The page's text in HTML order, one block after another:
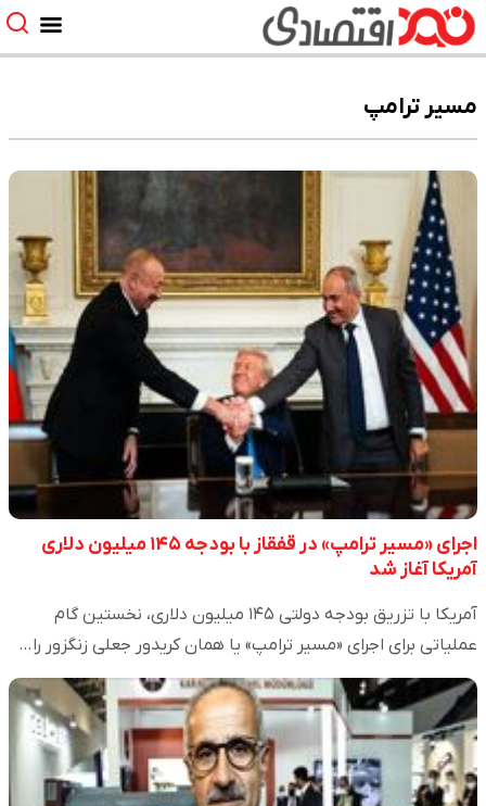
مسیر ترامپ
اجرای «مسیر ترامپ» در قفقاز با بودجه ۱۴۵ میلیون دلاری
آمریکا آغاز شد
آمریکا با تزریق بودجه دولتی ۱۴۵ میلیون دلاری، نخستین گام
عملیاتی برای اجرای «مسیر ترامپ» یا همان کریدور جعلی زنگزور را…